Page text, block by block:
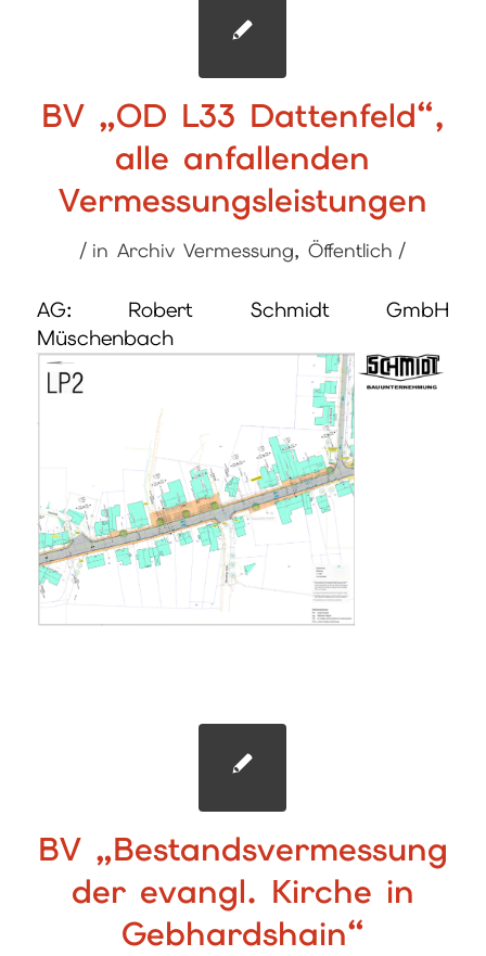
BV „OD L33 Dattenfeld“,
alle anfallenden
Vermessungsleistungen
/ inArchiv Vermessung,Öffentlich /
AG: Robert Schmidt GmbH
Müschenbach
BV „Bestandsvermessung
der evangl. Kirche in
Gebhardshain“